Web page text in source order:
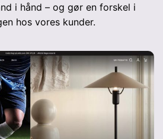
i hånd – og gør en forskel i
hos vores kunder.